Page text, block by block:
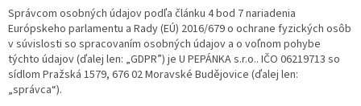
Správcom osobných údajov podľa článku 4 bod 7 nariadenia
Európskeho parlamentu a Rady (EÚ) 2016/679 o ochrane fyzických osôb
v súvislosti so spracovaním osobných údajov a o voľnom pohybe
týchto údajov (ďalej len: „GDPR”) je U PEPÁNKA s.r.o.. IČO 06219713 so
sídlom Pražská 1579, 676 02 Moravské Budějovice (ďalej len:
„správca“).